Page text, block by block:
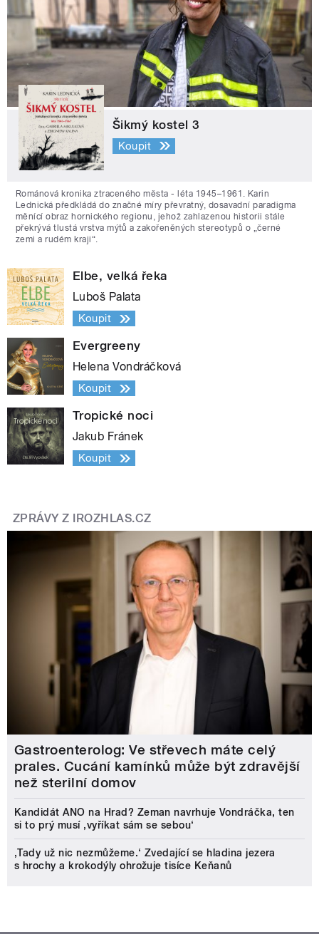
Šikmý kostel 3
Koupit
Románová kronika ztraceného města - léta 1945–1961. Karin
Lednická předkládá do značné míry převratný, dosavadní paradigma
měnící obraz hornického regionu, jehož zahlazenou historii stále
překrývá tlustá vrstva mýtů a zakořeněných stereotypů o „černé
zemi a rudém kraji“.
Elbe, velká řeka
Luboš Palata
Koupit
Evergreeny
Helena Vondráčková
Koupit
Tropické noci
Jakub Fránek
Koupit
ZPRÁVY Z IROZHLAS.CZ
Gastroenterolog: Ve střevech máte celý
prales. Cucání kamínků může být zdravější
než sterilní domov
Kandidát ANO na Hrad? Zeman navrhuje Vondráčka, ten
si to prý musí ‚vyříkat sám se sebou‘
‚Tady už nic nezmůžeme.‘ Zvedající se hladina jezera
s hrochy a krokodýly ohrožuje tisíce Keňanů